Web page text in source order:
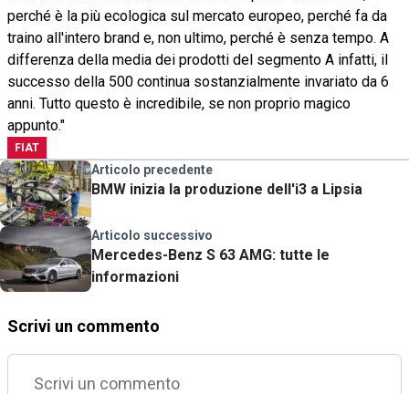
perché è la più ecologica sul mercato europeo, perché fa da
traino all'intero brand e, non ultimo, perché è senza tempo. A
differenza della media dei prodotti del segmento A infatti, il
successo della 500 continua sostanzialmente invariato da 6
anni. Tutto questo è incredibile, se non proprio magico
appunto."
FIAT
Articolo precedente
BMW inizia la produzione dell'i3 a Lipsia
Articolo successivo
Mercedes-Benz S 63 AMG: tutte le
informazioni
Scrivi un commento